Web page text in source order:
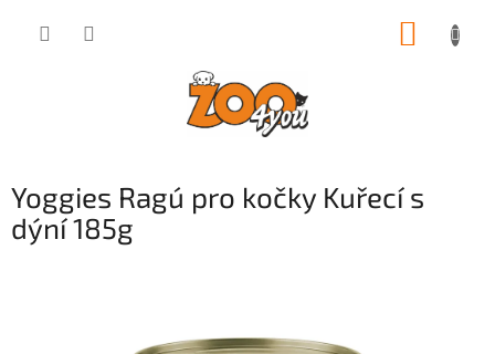
Yoggies Ragú pro kočky Kuřecí s
dýní 185g